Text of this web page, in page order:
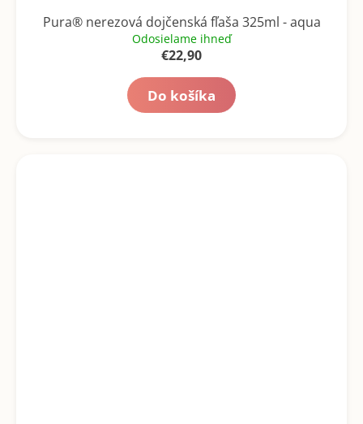
Pura® nerezová dojčenská fľaša 325ml - aqua
Odosielame ihneď
€22,90
Do košíka